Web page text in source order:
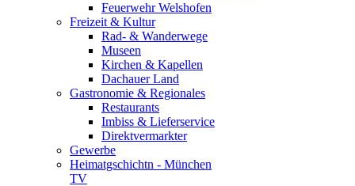
Feuerwehr Welshofen
Freizeit & Kultur
Rad- & Wanderwege
Museen
Kirchen & Kapellen
Dachauer Land
Gastronomie & Regionales
Restaurants
Imbiss & Lieferservice
Direktvermarkter
Gewerbe
Heimatgschichtn - München
TV